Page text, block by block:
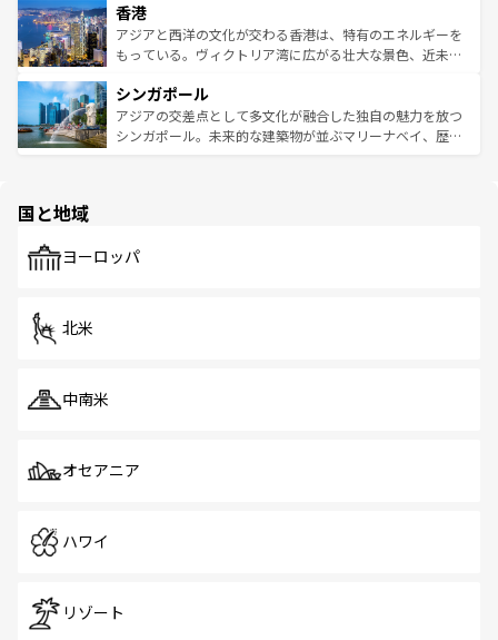
とつ。フォーやバインミー、ベトナムコーヒーなどは、ぜ
ひ現地で味わいたい。どの地域を訪れてもあたたかい人々
が旅行者を迎えてくれるので、きっと忘れられない旅にな
参照してほしい。
の活気が交差している。北部ではチェンマイなどの山岳地
帯で自然と触れ合い、南部ではプーケットやクラビの美し
いビーチでリゾート気分を楽しむことができる。タイ料理
激する。気候は一年中温暖で、どの季節にも異なる楽しみ
が待っている。親しみやすいタイの人々、仏教を中心とし
た文化、そして多様な観光資源が、訪れる旅人を魅了し続
香港
アジアと西洋の文化が交わる香港は、特有のエネルギーを
もっている。ヴィクトリア湾に広がる壮大な景色、近未来
み、どこを訪れても感動するはず。観光スポットが密集し
ており、効率よく見どころを回れるのも魅力。息をのむよ
うな絶景から文化的な体験まで、香港を存分に楽しみ尽く
シンガポール
アジアの交差点として多文化が融合した独自の魅力を放つ
シンガポール。未来的な建築物が並ぶマリーナベイ、歴史
で、ホーカーズは地元の風情を楽しめる外せないスポット
国と地域
ヨーロッパ
北米
中南米
オセアニア
ハワイ
リゾート